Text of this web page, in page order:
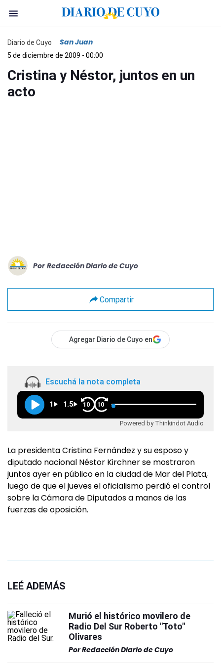
Diario de Cuyo San Juan
5 de diciembre de 2009 - 00:00
Cristina y Néstor, juntos en un
acto
Por Redacción Diario de Cuyo
Compartir
Agregar Diario de Cuyo en
Escuchá la nota completa
1 1.5 10 10
Powered by Thinkindot Audio
La presidenta Cristina Fernández y su esposo y
diputado nacional Néstor Kirchner se mostraron
juntos ayer en público en la ciudad de Mar del Plata,
luego de que el jueves el oficialismo perdió el control
sobre la Cámara de Diputados a manos de las
fuerzas de oposición.
LEÉ ADEMÁS
Murió el histórico movilero de
Radio Del Sur Roberto "Toto"
Olivares
PorRedacción Diario de Cuyo